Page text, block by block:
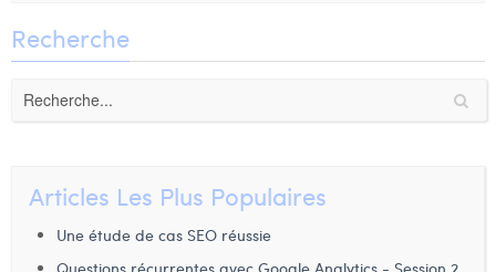
Floriane Defacqz
Janne Beke
Laura Rooseleer
Recherche
Articles Les Plus Populaires
Une étude de cas SEO réussie